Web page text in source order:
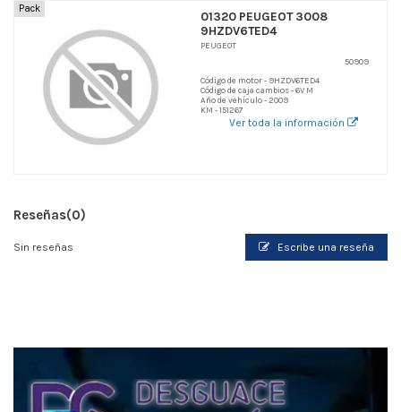
Pack
01320 PEUGEOT 3008
9HZDV6TED4
PEUGEOT
50909
Código de motor - 9HZDV6TED4
Código de caja cambios - 6V M
Año de vehículo - 2009
KM - 151267
Ver toda la información
Reseñas(0)
Sin reseñas Escribe una reseña